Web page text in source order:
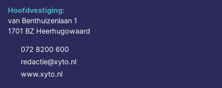
Hoofdvestiging:
van Benthuizenlaan 1
1701 BZ Heerhugowaard
072 8200 600
redactie@xyto.nl
www.xyto.nl